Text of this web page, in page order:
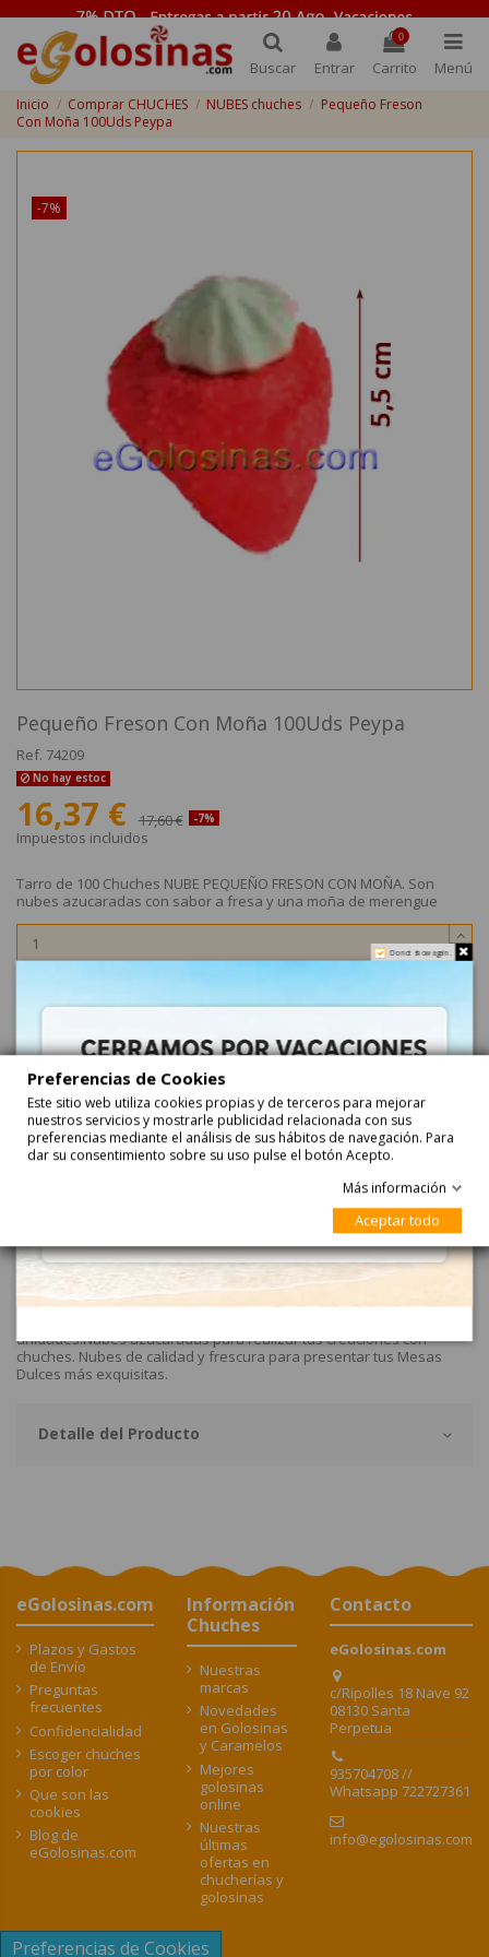
Buscar Entrar
0
Carrito Menú
Inicio Comprar CHUCHES NUBES chuches
Pequeño Freson
Con Moña 100Uds Peypa
-7%
Pequeño Freson Con Moña 100Uds Peypa
Ref. 74209
No hay estoc
16,37 € 17,60 € -7%
Impuestos incluidos
Tarro de 100 Chuches NUBE PEQUEÑO FRESON CON MOÑA. Son
nubes azucaradas con sabor a fresa y una moña de merengue
Rojo fresa con azucar
PEQUEÑO FRESON con MOÑA son fresones pequeños. Mide 5.5cm
unidades.Nubes azucaradas para realizar tus creaciones con
chuches. Nubes de calidad y frescura para presentar tus Mesas
Dulces más exquisitas.
Detalle del Producto
eGolosinas.com
Plazos y Gastos
de Envío
Preguntas
frecuentes
Confidencialidad
Escoger chuches
por color
Que son las
cookies
Blog de
eGolosinas.com
Información
Chuches
Nuestras
marcas
Novedades
en Golosinas
y Caramelos
Mejores
golosinas
online
Nuestras
últimas
ofertas en
chucherías y
golosinas
Contacto
eGolosinas.com
c/Ripolles 18 Nave 92
08130 Santa
Perpetua
935704708 //
Whatsapp 722727361
info@egolosinas.com
Preferencias de Cookies
Do not show again.
Preferencias de Cookies
Este sitio web utiliza cookies propias y de terceros para mejorar
nuestros servicios y mostrarle publicidad relacionada con sus
preferencias mediante el análisis de sus hábitos de navegación. Para
dar su consentimiento sobre su uso pulse el botón Acepto.
Más información
Aceptar todo